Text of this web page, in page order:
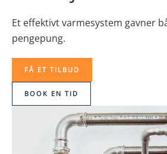
Et effektivt varmesystem gavner
pengepung.
FÅ ET TILBUD
BOOK EN TID